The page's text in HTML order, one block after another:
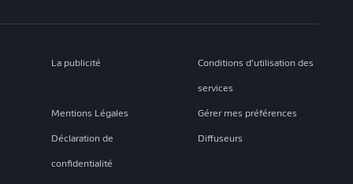
La publicité Conditions d’utilisation des
services
Mentions Légales Gérer mes préférences
Déclaration de
confidentialité
Diffuseurs